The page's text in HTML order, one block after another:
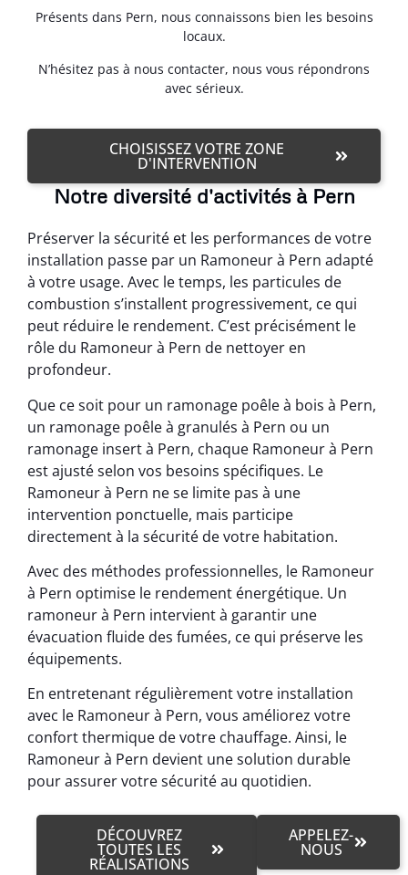
Présents dans Pern, nous connaissons bien les besoins
locaux.
N’hésitez pas à nous contacter, nous vous répondrons
avec sérieux.
CHOISISSEZ VOTRE ZONE
D'INTERVENTION
Notre diversité d'activités à Pern
Préserver la sécurité et les performances de votre
installation passe par un Ramoneur à Pern adapté
à votre usage. Avec le temps, les particules de
combustion s’installent progressivement, ce qui
peut réduire le rendement. C’est précisément le
rôle du Ramoneur à Pern de nettoyer en
profondeur.
Que ce soit pour un ramonage poêle à bois à Pern,
un ramonage poêle à granulés à Pern ou un
ramonage insert à Pern, chaque Ramoneur à Pern
est ajusté selon vos besoins spécifiques. Le
Ramoneur à Pern ne se limite pas à une
intervention ponctuelle, mais participe
directement à la sécurité de votre habitation.
Avec des méthodes professionnelles, le Ramoneur
à Pern optimise le rendement énergétique. Un
ramoneur à Pern intervient à garantir une
évacuation fluide des fumées, ce qui préserve les
équipements.
En entretenant régulièrement votre installation
avec le Ramoneur à Pern, vous améliorez votre
confort thermique de votre chauffage. Ainsi, le
Ramoneur à Pern devient une solution durable
pour assurer votre sécurité au quotidien.
DÉCOUVREZ
TOUTES LES
RÉALISATIONS
APPELEZ-
NOUS